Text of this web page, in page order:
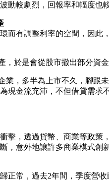
動較劇烈，回報率和幅度
而有調整利率的空間，因
於是會從股市撤出部分資
業，多半為上市不久，腳
現金流充沛，不但借貸需求
擊，透過貨幣、商業等政
，意外地讓許多商業模式
常，過去2年間，季度營